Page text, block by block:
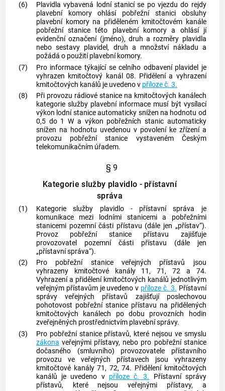
(6)
Plavidla vybavená lodní stanicí se po vjezdu do rejdy
plavební komory ohlásí pobřežní stanici obsluhy
plavební komory na přiděleném kmitočtovém kanále
pobřežní stanice této plavební komory a ohlásí jí
evidenční označení (jméno), druh a rozměry plavidla
nebo sestavy plavidel, druh a množství nákladu a
požádá o použití plavební komory.
(7)
Pro informace týkající se celního odbavení plavidel je
vyhrazen kmitočtový kanál 08. Přidělení a vyhrazení
kmitočtových kanálů je uvedeno v příloze č. 3.
(8)
Při provozu rádiové stanice na kmitočtových kanálech
kategorie služby plavební informace musí být vysílací
výkon lodní stanice automaticky snížen na hodnotu od
0,5 do 1 W a výkon pobřežních stanic automaticky
snížen na hodnotu uvedenou v povolení ke zřízení a
provozu pobřežní stanice vystaveném Českým
telekomunikačním úřadem.
§ 9
Kategorie služby plavidlo - přístavní
správa
(1)
Kategorie služby plavidlo - přístavní správa je
komunikace mezi lodními stanicemi a pobřežními
stanicemipozemní části přístavu (dále jen „přístav“).
Provoz pobřežní stanicepřístavu zajišťuje
provozovatel pozemní části přístavu (dále jen
„přístavní správa“).
(2)
Pro pobřežní staniceveřejných přístavů jsou
vyhrazeny kmitočtové kanály 11, 71, 72 a 74.
Vyhrazení a přidělení kmitočtových kanálů jednotlivým
veřejným přístavům je uvedeno v příloze č. 3. Přístavní
správy veřejných přístavů zajišťují poslechovou
pohotovost pobřežní stanicepřístavu na přidělených
kmitočtových kanálech po dobu provozních hodin
zveřejněných prostřednictvím plavební správy.
(3)
Pro pobřežní stanicepřístavů, které nejsou ve smyslu
zákona veřejnými přístavy, nebo pro pobřežní stanice
dočasného (smluvního) provozovatele přístavního
provozu ve veřejných přístavech jsou vyhrazeny
kmitočtové kanály 71, 72, 74. Přidělení kmitočtových
kanálů je uvedeno v příloze č. 3. Přístavní správy
přístavů, které nejsou veřejnými přístavy, a